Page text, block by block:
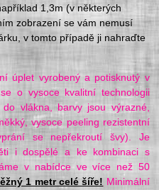
1,3m (v některých
zobrazení se vám nemusí
v tomto případě ji nahraďte
úplet vyrobený a potisknutý v
o vysoce kvalitní technologii
vlákna, barvy jsou výrazné,
vysoce peeling rezistentní
se nepřekroutí švy). Je
i dospělé a ke kombinaci s
v nabídce ve více než 50
1 metr celé šíře! Minimální